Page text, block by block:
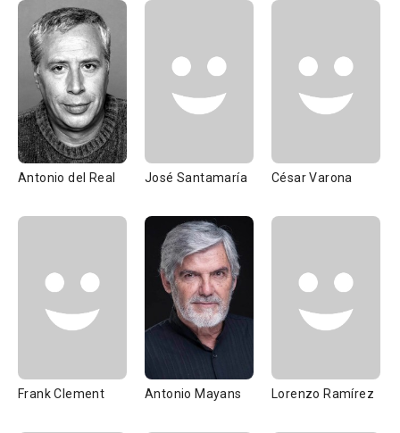
Antonio del Real José Santamaría César Varona
Frank Clement Antonio Mayans Lorenzo Ramírez